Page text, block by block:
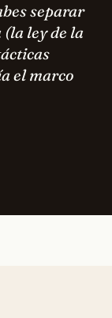
separar
ley de la
el marco